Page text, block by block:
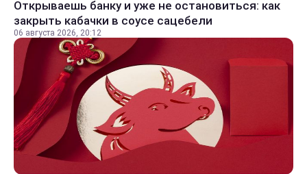
Открываешь банку и уже не остановиться: как
закрыть кабачки в соусе сацебели
06 августа 2026, 20:12